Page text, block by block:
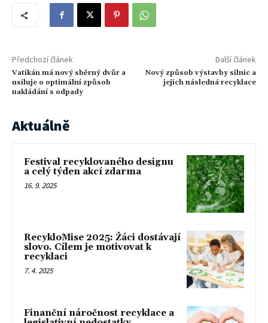
Předchozí článek
Vatikán má nový sběrný dvůr a
usiluje o optimální způsob
nakládání s odpady
Další článek
Nový způsob výstavby silnic a
jejich následná recyklace
Aktuálně
Festival recyklovaného designu
a celý týden akcí zdarma
16. 9. 2025
RecykloMise 2025: Žáci dostávají
slovo. Cílem je motivovat k
recyklaci
7. 4. 2025
Finanční náročnost recyklace a